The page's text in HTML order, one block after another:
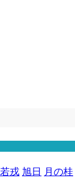
若戎 旭日 月の桂